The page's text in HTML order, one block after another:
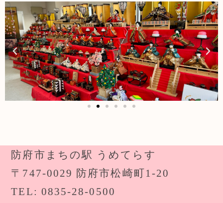
防府市まちの駅 うめてらす
〒747-0029 防府市松崎町1-20
TEL: 0835-28-0500